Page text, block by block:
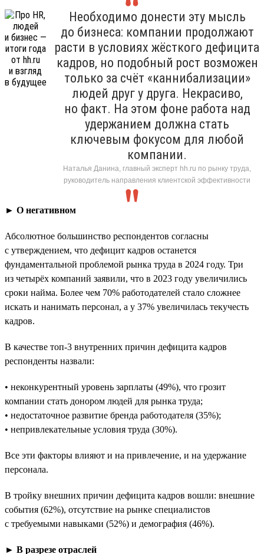
Необходимо донести эту мысль
до бизнеса: компании продолжают
расти в условиях жёсткого дефицита
кадров, но подобный рост возможен
только за счёт «каннибализации»
людей друг у друга. Некрасиво,
но факт. На этом фоне работа над
удержанием должна стать
ключевым фокусом для любой
компании.
Наталья Данина, главный эксперт hh.ru по рынку труда,
руководитель направления клиентской эффективности
► О негативном
Абсолютное большинство респондентов согласны
с утверждением, что дефицит кадров останется
фундаментальной проблемой рынка труда в 2024 году. Три
из четырёх компаний заявили, что в 2023 году увеличились
сроки найма. Более чем 70% работодателей стало сложнее
искать и нанимать персонал, а у 37% увеличилась текучесть
кадров.
В качестве топ-3 внутренних причин дефицита кадров
респонденты назвали:
• неконкурентный уровень зарплаты (49%), что грозит
компании стать донором людей для рынка труда;
• недостаточное развитие бренда работодателя (35%);
• непривлекательные условия труда (30%).
Все эти факторы влияют и на привлечение, и на удержание
персонала.
В тройку внешних причин дефицита кадров вошли: внешние
события (62%), отсутствие на рынке специалистов
с требуемыми навыками (52%) и демография (46%).
► В разрезе отраслей